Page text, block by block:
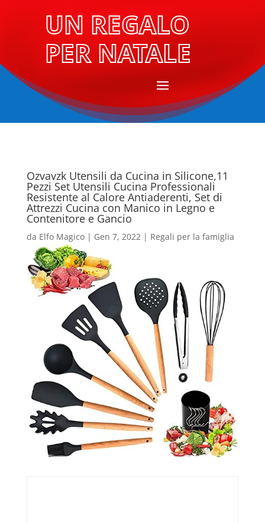
UN REGALO
PER NATALE
Ozvavzk Utensili da Cucina in Silicone,11
Pezzi Set Utensili Cucina Professionali
Resistente al Calore Antiaderenti, Set di
Attrezzi Cucina con Manico in Legno e
Contenitore e Gancio
da Elfo Magico| Gen 7, 2022| Regali per la famiglia